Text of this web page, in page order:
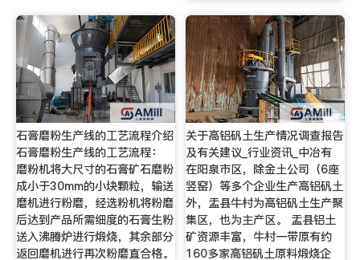
石膏磨粉生产线的工艺流程介绍
石膏磨粉生产线的工艺流程：
磨粉机将大尺寸的石膏矿石磨粉
成小于30mm的小块颗粒，输送
磨机进行粉磨，经选粉机将粉磨
后达到产品所需细度的石膏生粉
送入沸腾炉进行煅烧，其余部分
返回磨机进行再次粉磨直合格。
关于高铝矾土生产情况调查报告
及有关建议_行业资讯_中冶有
在阳泉市区，除金土公司（6座
竖窑）等多个企业生产高铝矾土
外，盂县牛村为高铝矾土生产聚
集区，也为主产区。 盂县铝土
矿资源丰富，牛村一带原有约
160多家高铝矾土原料煅烧企